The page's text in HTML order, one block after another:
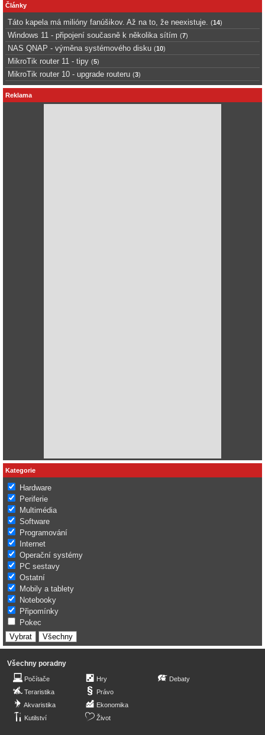
Články
Táto kapela má milióny fanúšikov. Až na to, že neexistuje. (14)
Windows 11 - připojení současně k několika sítím (7)
NAS QNAP - výměna systémového disku (10)
MikroTik router 11 - tipy (5)
MikroTik router 10 - upgrade routeru (3)
Reklama
Kategorie
Hardware
Periferie
Multimédia
Software
Programování
Internet
Operační systémy
PC sestavy
Ostatní
Mobily a tablety
Notebooky
Připomínky
Pokec
Všechny poradny
Počítače
Teraristika
Akvaristika
Kutilství
Hry
Právo
Ekonomika
Život
Debaty